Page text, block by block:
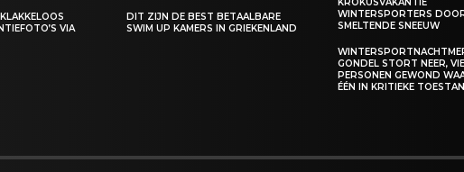
VIA
DIT ZIJN DE BEST BETAALBARE
SWIM UP KAMERS IN GRIEKENLAND
WINTERSPORTERS
SMELTENDE SNEEUW
GONDEL STORT NEER,
PERSONEN GEWOND
ÉÉN IN KRITIEKE